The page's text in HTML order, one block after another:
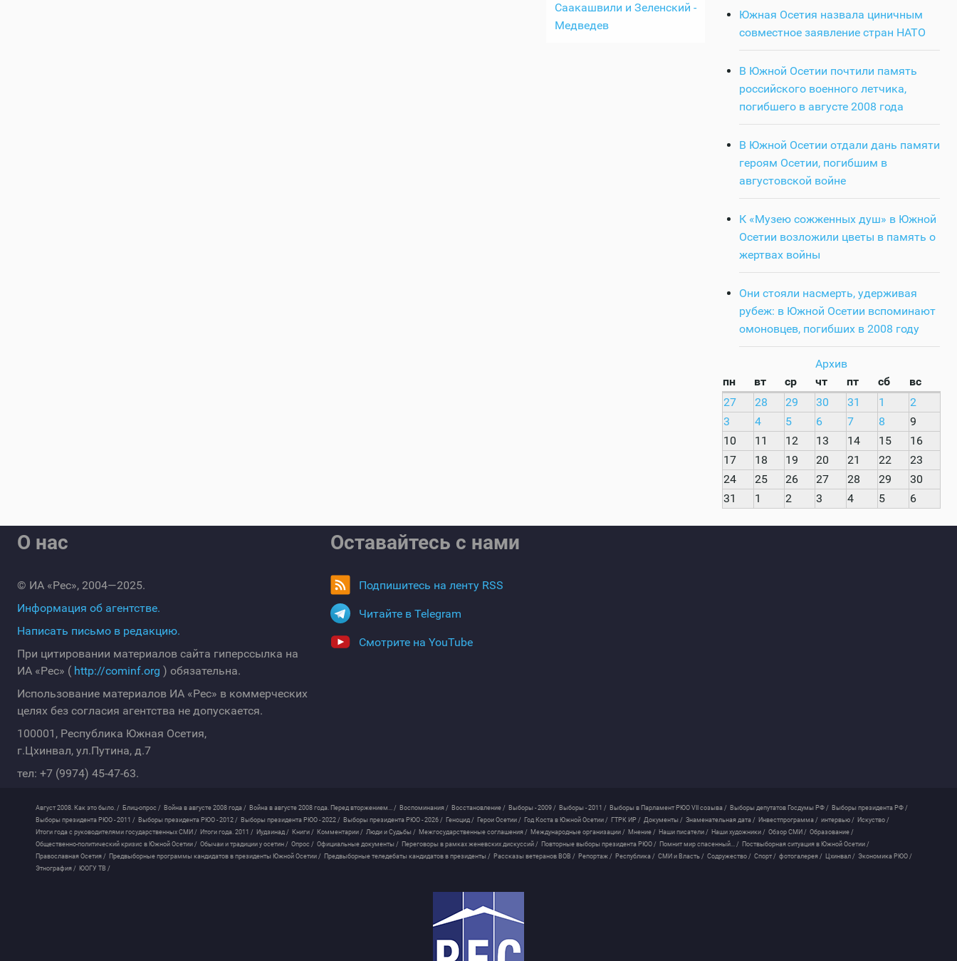
Саакашвили и Зеленский -
Медведев
Южная Осетия назвала циничным
совместное заявление стран НАТО
В Южной Осетии почтили память
российского военного летчика,
погибшего в августе 2008 года
В Южной Осетии отдали дань памяти
героям Осетии, погибшим в
августовской войне
К «Музею сожженных душ» в Южной
Осетии возложили цветы в память о
жертвах войны
Они стояли насмерть, удерживая
рубеж: в Южной Осетии вспоминают
омоновцев, погибших в 2008 году
Архив
пн
вт ср чт пт сб
вс
27
28 29 30 31 1
2
3
4 5 6 7 8
9
10
11 12 13 14 15
16
17
18 19 20 21 22
23
24
25 26 27 28 29
30
31
1 2 3 4 5 6
О нас
© ИА «Рес», 2004—2025.
Информация об агентстве.
Написать письмо в редакцию.
При цитировании материалов сайта гиперссылка на
ИА «Рес» ( http://cominf.org ) обязательна.
Использование материалов ИА «Рес» в коммерческих
целях без согласия агентства не допускается.
100001, Республика Южная Осетия,
г.Цхинвал, ул.Путина, д.7
тел: +7 (9974) 45-47-63.
Оставайтесь с нами
Подпишитесь на ленту RSS
Читайте в Telegram
Смотрите на YouTube
Август 2008. Как это было. / Блиц-опрос / Война в августе 2008 года / Война в августе 2008 года. Перед вторжением... / Воспоминания / Восстановление / Выборы - 2009 / Выборы - 2011 / Выборы в Парламент РЮО VII созыва / Выборы депутатов Госдумы РФ / Выборы президента РФ /
Выборы президента РЮО - 2011 / Выборы президента РЮО - 2012 / Выборы президента РЮО - 2022 / Выборы президента РЮО - 2026 / Геноцид / Герои Осетии / Год Коста в Южной Осетии / ГТРК ИР / Документы / Знаменательная дата / Инвестпрограмма / интервью / Искуство /
Итоги года с руководителями государственных СМИ / Итоги года. 2011 / Иудзинад / Книги / Комментарии / Люди и Судьбы / Межгосударственные соглашения / Международные организации / Мнение / Наши писатели / Наши художники / Обзор СМИ / Образование /
Общественно-политический кризис в Южной Осетии / Обычаи и традиции у осетин / Опрос / Официальные документы / Переговоры в рамках женевских дискуссий / Повторные выборы президента РЮО / Помнит мир спасенный... / Поствыборная ситуация в Южной Осетии /
Православная Осетия / Предвыборные программы кандидатов в президенты Южной Осетии / Предвыборные теледебаты кандидатов в президенты / Рассказы ветеранов ВОВ / Репортаж / Республика / СМИ и Власть / Содружество / Спорт / фотогалерея / Цхинвал / Экономика РЮО /
Этнография / ЮОГУ ТВ /